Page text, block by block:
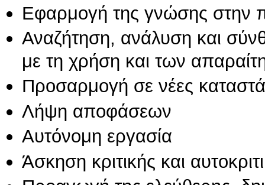
Εφαρμογή της γνώσης στην
Αναζήτηση, ανάλυση και
με τη χρήση και των
Προσαρμογή σε νέες
Λήψη αποφάσεων
Αυτόνομη εργασία
Άσκηση κριτικής και